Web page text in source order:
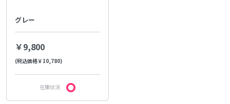
グレー
￥9,800
(税込価格￥10,780)
在庫状況